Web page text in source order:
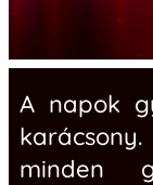
A napok
minden